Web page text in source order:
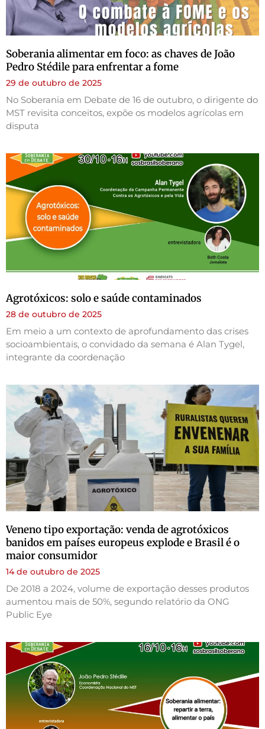
Soberania alimentar em foco: as chaves de João
Pedro Stédile para enfrentar a fome
29 de outubro de 2025
No Soberania em Debate de 16 de outubro, o dirigente do
MST revisita conceitos, expõe os modelos agrícolas em
disputa
Agrotóxicos: solo e saúde contaminados
28 de outubro de 2025
Em meio a um contexto de aprofundamento das crises
socioambientais, o convidado da semana é Alan Tygel,
integrante da coordenação
Veneno tipo exportação: venda de agrotóxicos
banidos em países europeus explode e Brasil é o
maior consumidor
14 de outubro de 2025
De 2018 a 2024, volume de exportação desses produtos
aumentou mais de 50%, segundo relatório da ONG
Public Eye